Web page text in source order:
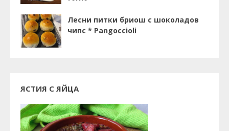
Лесни питки бриош с шоколадов
чипс * Pangoccioli
ЯСТИЯ С ЯЙЦА